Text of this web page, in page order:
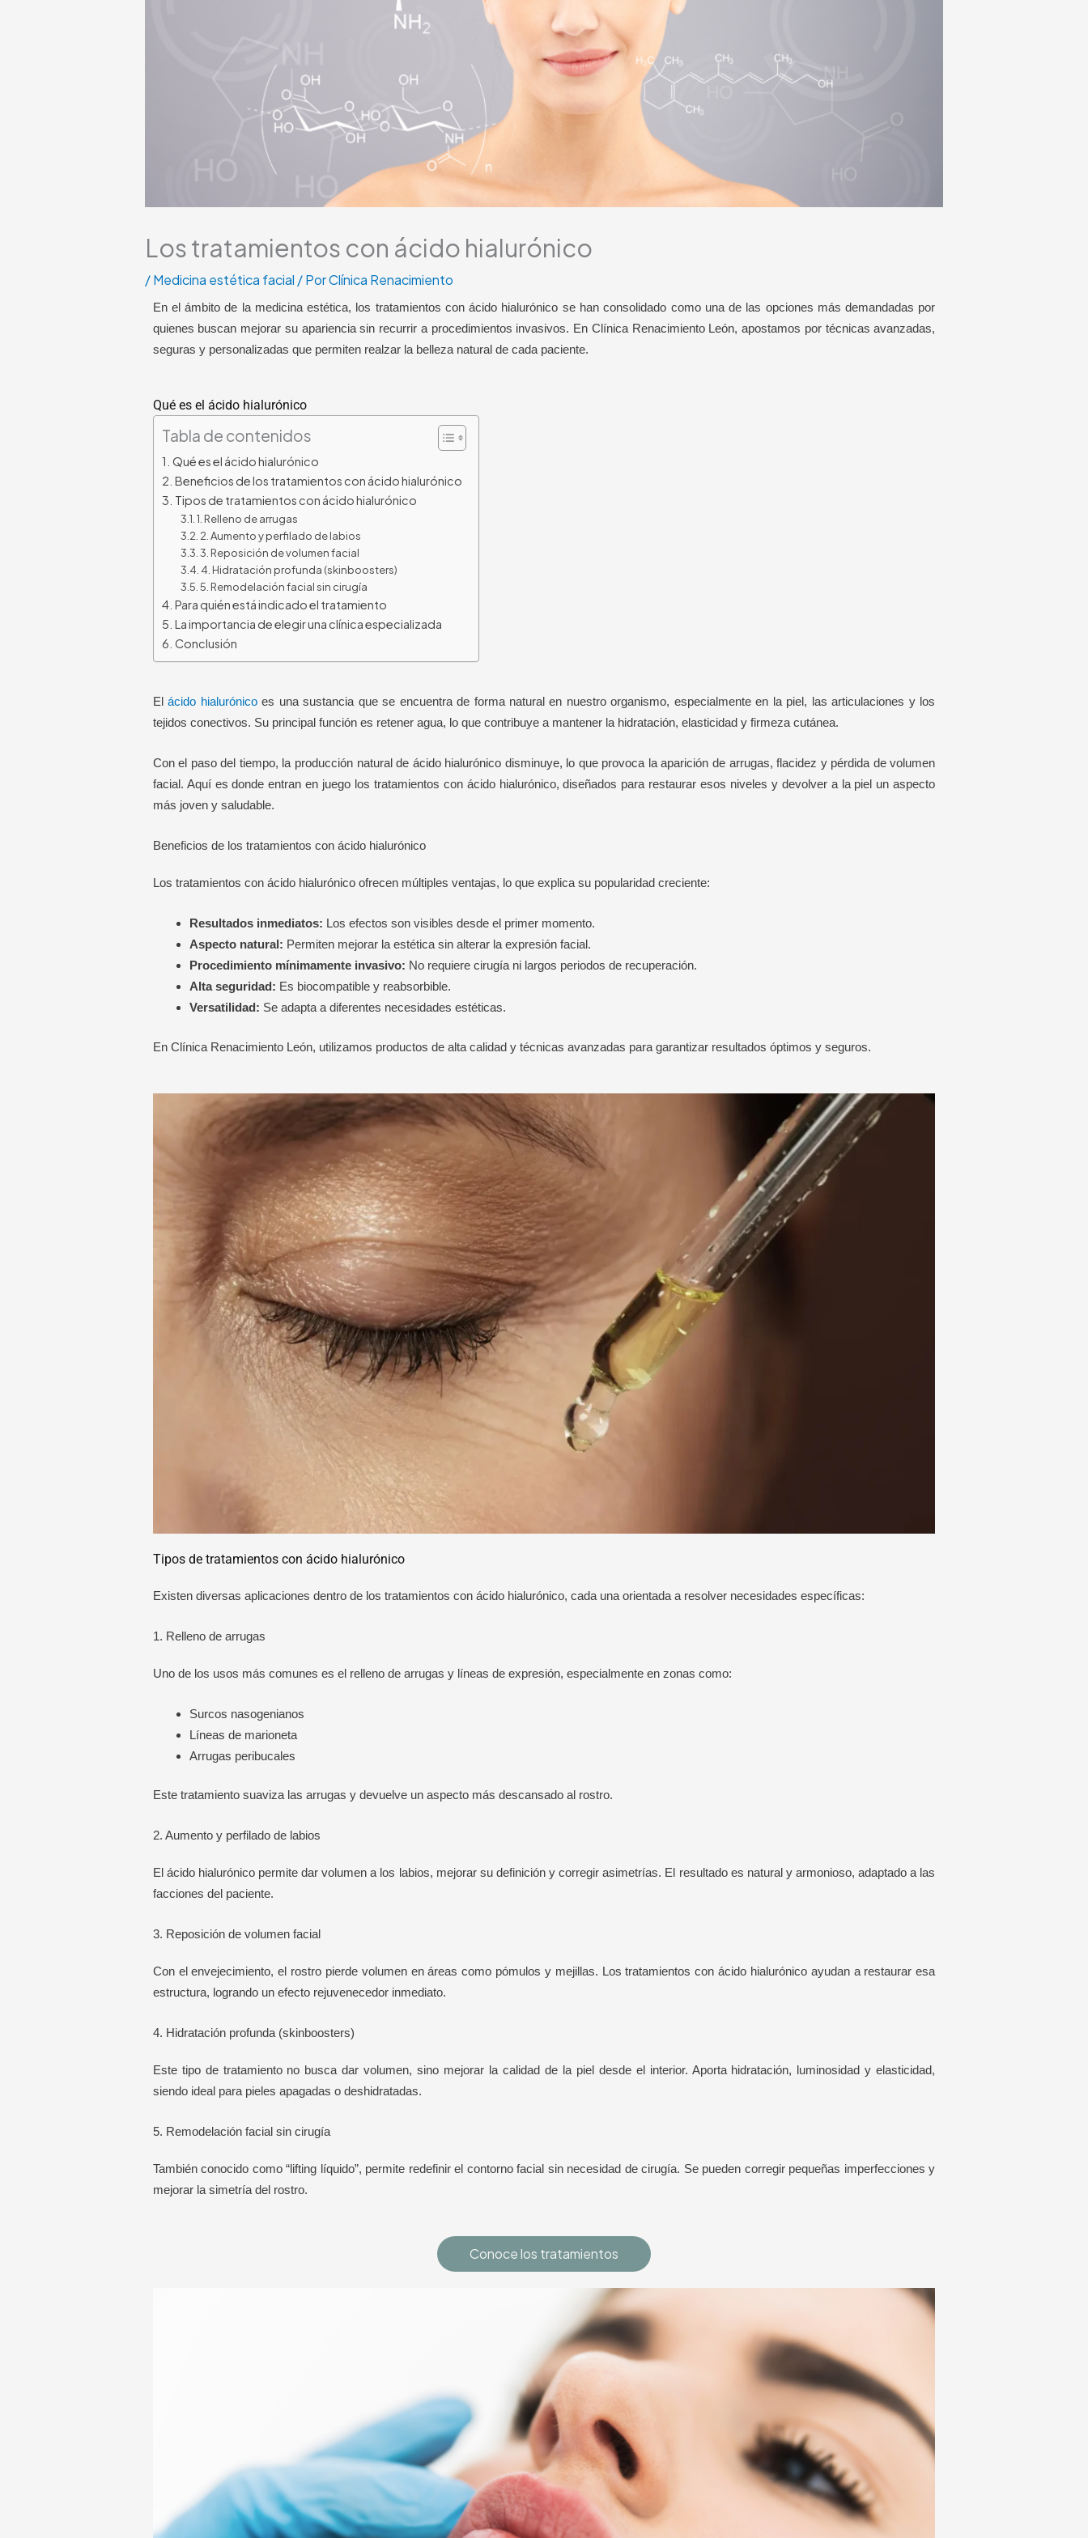
Los tratamientos con ácido hialurónico
/Medicina estética facial / PorClínica Renacimiento
En el ámbito de la medicina estética, los tratamientos con ácido hialurónico se han consolidado como una de las opciones más demandadas por
quienes buscan mejorar su apariencia sin recurrir a procedimientos invasivos. En Clínica Renacimiento León, apostamos por técnicas avanzadas,
seguras y personalizadas que permiten realzar la belleza natural de cada paciente.
Qué es el ácido hialurónico
Tabla de contenidos
Qué es el ácido hialurónico
Beneficios de los tratamientos con ácido hialurónico
Tipos de tratamientos con ácido hialurónico
1. Relleno de arrugas
2. Aumento y perfilado de labios
3. Reposición de volumen facial
4. Hidratación profunda (skinboosters)
5. Remodelación facial sin cirugía
Para quién está indicado el tratamiento
La importancia de elegir una clínica especializada
Conclusión
Elácido hialurónicoes una sustancia que se encuentra de forma natural en nuestro organismo, especialmente en la piel, las articulaciones y los
tejidos conectivos. Su principal función es retener agua, lo que contribuye a mantener la hidratación, elasticidad y firmeza cutánea.
Con el paso del tiempo, la producción natural de ácido hialurónico disminuye, lo que provoca la aparición de arrugas, flacidez y pérdida de volumen
facial. Aquí es donde entran en juego los tratamientos con ácido hialurónico, diseñados para restaurar esos niveles y devolver a la piel un aspecto
más joven y saludable.
Beneficios de los tratamientos con ácido hialurónico
Los tratamientos con ácido hialurónico ofrecen múltiples ventajas, lo que explica su popularidad creciente:
Resultados inmediatos: Los efectos son visibles desde el primer momento.
Aspecto natural: Permiten mejorar la estética sin alterar la expresión facial.
Procedimiento mínimamente invasivo: No requiere cirugía ni largos periodos de recuperación.
Alta seguridad: Es biocompatible y reabsorbible.
Versatilidad: Se adapta a diferentes necesidades estéticas.
En Clínica Renacimiento León, utilizamos productos de alta calidad y técnicas avanzadas para garantizar resultados óptimos y seguros.
Tipos de tratamientos con ácido hialurónico
Existen diversas aplicaciones dentro de los tratamientos con ácido hialurónico, cada una orientada a resolver necesidades específicas:
1. Relleno de arrugas
Uno de los usos más comunes es el relleno de arrugas y líneas de expresión, especialmente en zonas como:
Surcos nasogenianos
Líneas de marioneta
Arrugas peribucales
Este tratamiento suaviza las arrugas y devuelve un aspecto más descansado al rostro.
2. Aumento y perfilado de labios
El ácido hialurónico permite dar volumen a los labios, mejorar su definición y corregir asimetrías. El resultado es natural y armonioso, adaptado a las
facciones del paciente.
3. Reposición de volumen facial
Con el envejecimiento, el rostro pierde volumen en áreas como pómulos y mejillas. Los tratamientos con ácido hialurónico ayudan a restaurar esa
estructura, logrando un efecto rejuvenecedor inmediato.
4. Hidratación profunda (skinboosters)
Este tipo de tratamiento no busca dar volumen, sino mejorar la calidad de la piel desde el interior. Aporta hidratación, luminosidad y elasticidad,
siendo ideal para pieles apagadas o deshidratadas.
5. Remodelación facial sin cirugía
También conocido como “lifting líquido”, permite redefinir el contorno facial sin necesidad de cirugía. Se pueden corregir pequeñas imperfecciones y
mejorar la simetría del rostro.
Conoce los tratamientos